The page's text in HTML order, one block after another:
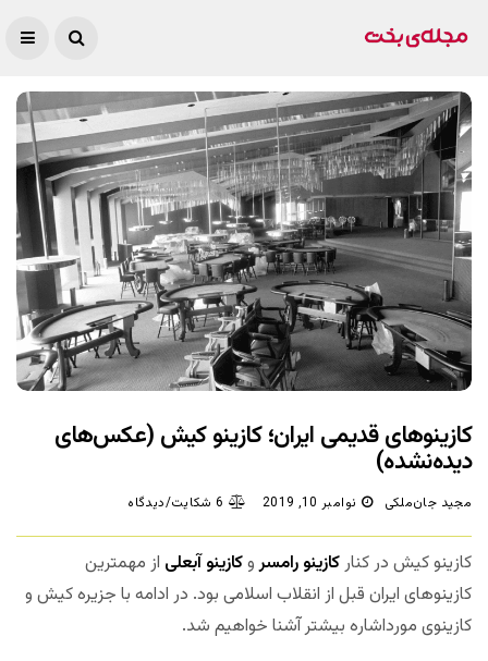
کازینوهای قدیمی ایران؛ کازینو کیش (عکس‌های
دیده‌نشده)
مجید جان‌ملکی نوامبر 10, 2019 6 شکایت/دیدگاه
کازینو کیش در کنارکازینو رامسروکازینو آبعلی از مهمترین
کازینوهای ایران قبل از انقلاب اسلامی بود. در ادامه با جزیره کیش و
کازینوی مورداشاره بیشتر آشنا خواهیم شد.